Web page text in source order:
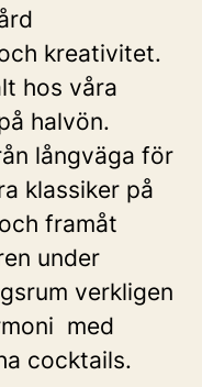
kreativitet.
hos våra
halvön.
långväga för
klassiker på
framåt
under
verkligen
med
cocktails.